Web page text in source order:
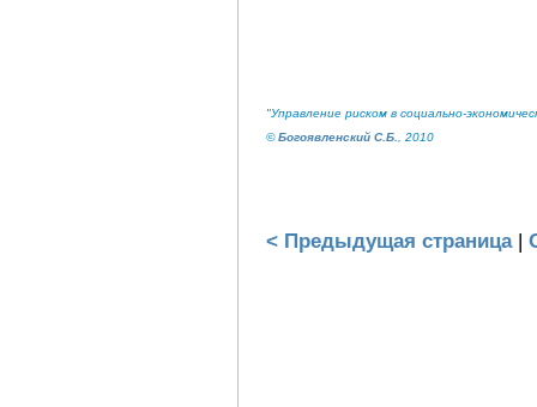
"Управление риском в социально-
©Богоявленский С.Б. , 2010
< Предыдущая страница|